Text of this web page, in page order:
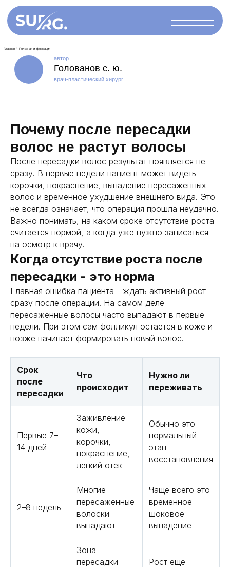
получить консультацию
Главная / Полезная информация
врач-пластический хирург
Голованов с. ю.
Почему после пересадки
волос не растут волосы
После пересадки волос результат появляется не
сразу. В первые недели пациент может видеть
корочки, покраснение, выпадение пересаженных
волос и временное ухудшение внешнего вида. Это
не всегда означает, что операция прошла неудачно.
Важно понимать, на каком сроке отсутствие роста
считается нормой, а когда уже нужно записаться
на осмотр к врачу.
Когда отсутствие роста после
пересадки - это норма
Главная ошибка пациента - ждать активный рост
сразу после операции. На самом деле
пересаженные волосы часто выпадают в первые
недели. При этом сам фолликул остается в коже и
позже начинает формировать новый волос.
Срок
после
пересадки
Что
происходит
Нужно ли
переживать
Первые 7–
14 дней
Заживление
кожи,
корочки,
покраснение,
легкий отек
Обычно это
нормальный
этап
восстановления
2–8 недель
Многие
пересаженные
волоски
выпадают
Чаще всего это
временное
шоковое
выпадение
Зона
пересадки
Рост еще